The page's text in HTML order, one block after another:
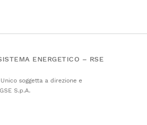
ENERGETICO – RSE
soggetta a direzione e
S.p.A.